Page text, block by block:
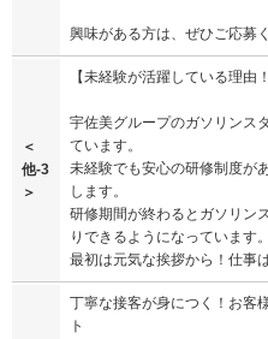
興味がある方は、ぜひご応募
＜
他-3
＞
【未経験が活躍している理由！
宇佐美グループのガソリンス
ています。
未経験でも安心の研修制度が
します。
研修期間が終わるとガソリン
りできるようになっています。
最初は元気な挨拶から！仕事
丁寧な接客が身につく！お客
ト